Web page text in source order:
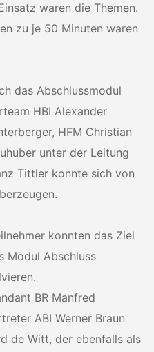
waren die Themen.
zu je 50 Minuten waren
das Abschlussmodul
HBI Alexander
HFM Christian
unter der Leitung
Tittler konnte sich von
konnten das Ziel
Modul Abschluss
BR Manfred
ABI Werner Braun
de Witt, der ebenfalls als